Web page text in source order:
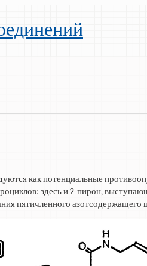
как потенциальные
здесь и 2-пирон,
пятичленного азотсодержащего